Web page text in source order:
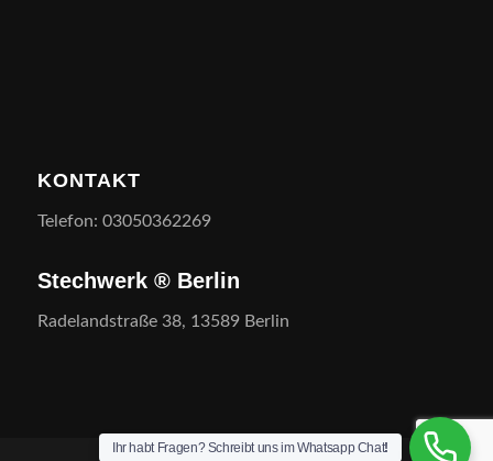
KONTAKT
Telefon: 03050362269
Stechwerk ® Berlin
Radelandstraße 38, 13589 Berlin
Ihr habt Fragen? Schreibt uns im Whatsapp Chat!